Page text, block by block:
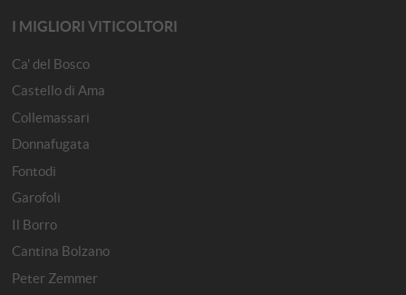
I MIGLIORI VITICOLTORI
Ca' del Bosco
Castello di Ama
Collemassari
Donnafugata
Fontodi
Garofoli
Il Borro
Cantina Bolzano
Peter Zemmer